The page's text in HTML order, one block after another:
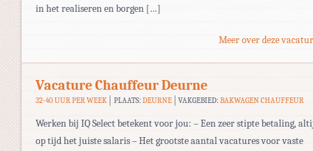
in het realiseren en borgen […]
Meer over deze
Vacature Chauffeur Deurne
32-40 UUR PER WEEK PLAATS: DEURNE VAKGEBIED:BAKWAGEN CHAUFFEUR
Werken bij IQ Select betekent voor jou: – Een zeer stipte betaling,
op tijd het juiste salaris – Het grootste aantal vacatures voor vaste